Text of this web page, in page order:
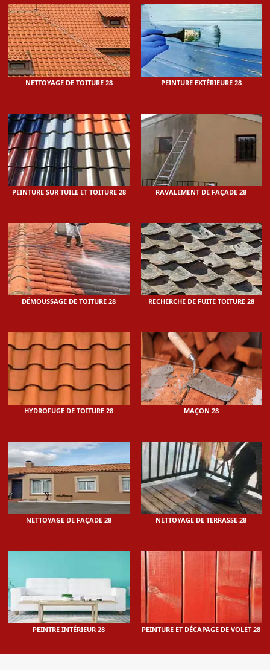
NETTOYAGE DE TOITURE 28 PEINTURE EXTÉRIEURE 28
PEINTURE SUR TUILE ET TOITURE 28 RAVALEMENT DE FAÇADE 28
DÉMOUSSAGE DE TOITURE 28 RECHERCHE DE FUITE TOITURE 28
HYDROFUGE DE TOITURE 28 MAÇON 28
NETTOYAGE DE FAÇADE 28 NETTOYAGE DE TERRASSE 28
PEINTRE INTÉRIEUR 28 PEINTURE ET DÉCAPAGE DE VOLET 28